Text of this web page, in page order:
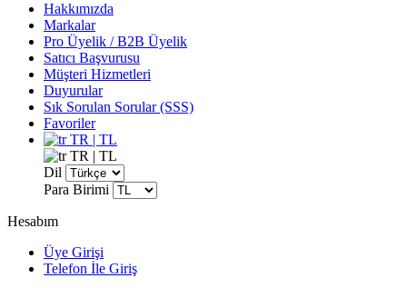
Hakkımızda
Markalar
Pro Üyelik / B2B Üyelik
Satıcı Başvurusu
Müşteri Hizmetleri
Duyurular
Sık Sorulan Sorular (SSS)
Favoriler
TR | TL
TR | TL
Dil
Para Birimi
Hesabım
Üye Girişi
Telefon İle Giriş